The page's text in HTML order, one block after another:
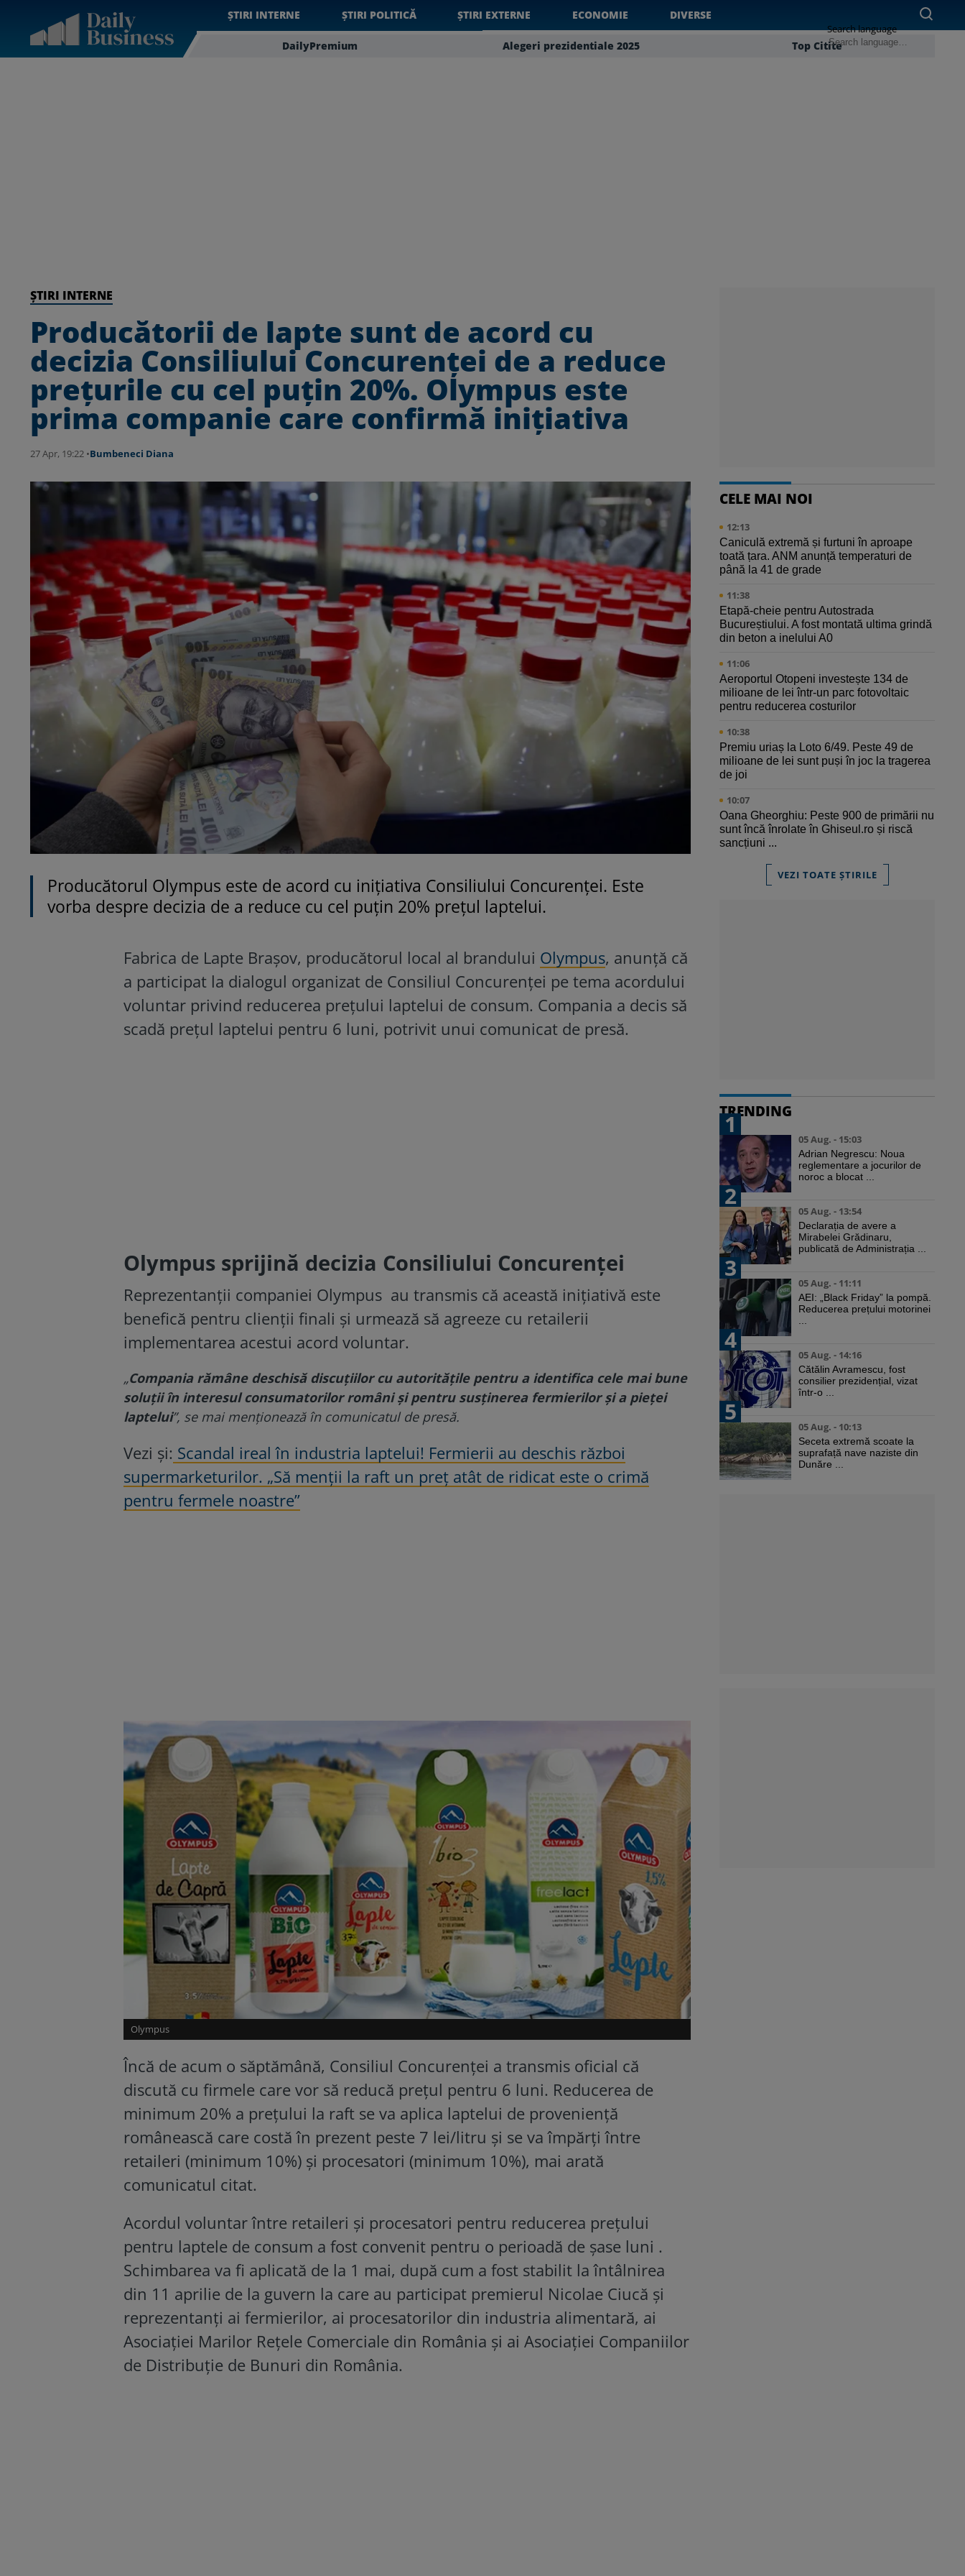
ȘTIRI INTERNE ȘTIRI POLITICĂ ȘTIRI EXTERNE ECONOMIE DIVERSE
DailyPremium Alegeri prezidentiale 2025 Top Citite
Search language
ȘTIRI INTERNE
Producătorii de lapte sunt de acord cu
decizia Consiliului Concurenței de a reduce
prețurile cu cel puțin 20%. Olympus este
prima companie care confirmă inițiativa
27 Apr, 19:22 •Bumbeneci Diana
Producătorul Olympus este de acord cu inițiativa Consiliului Concurenței. Este
vorba despre decizia de a reduce cu cel puțin 20% prețul laptelui.
Fabrica de Lapte Brașov, producătorul local al brandului Olympus, anunță că
a participat la dialogul organizat de Consiliul Concurenței pe tema acordului
voluntar privind reducerea prețului laptelui de consum. Compania a decis să
scadă prețul laptelui pentru 6 luni, potrivit unui comunicat de presă.
Olympus sprijină decizia Consiliului Concurenței
Reprezentanții companiei Olympus au transmis că această inițiativă este
benefică pentru clienții finali și urmează să agreeze cu retailerii
implementarea acestui acord voluntar.
„Compania rămâne deschisă discuțiilor cu autoritățile pentru a identifica cele mai bune
soluții în interesul consumatorilor români și pentru susținerea fermierilor și a pieței
laptelui”, se mai menționează în comunicatul de presă.
Vezi și: Scandal ireal în industria laptelui! Fermierii au deschis război
supermarketurilor. „Să menții la raft un preț atât de ridicat este o crimă
pentru fermele noastre”
Olympus
Încă de acum o săptămână, Consiliul Concurenței a transmis oficial că
discută cu firmele care vor să reducă prețul pentru 6 luni. Reducerea de
minimum 20% a prețului la raft se va aplica laptelui de proveniență
românească care costă în prezent peste 7 lei/litru și se va împărți între
retaileri (minimum 10%) și procesatori (minimum 10%), mai arată
comunicatul citat.
Acordul voluntar între retaileri și procesatori pentru reducerea prețului
pentru laptele de consum a fost convenit pentru o perioadă de șase luni .
Schimbarea va fi aplicată de la 1 mai, după cum a fost stabilit la întâlnirea
din 11 aprilie de la guvern la care au participat premierul Nicolae Ciucă și
reprezentanți ai fermierilor, ai procesatorilor din industria alimentară, ai
Asociației Marilor Rețele Comerciale din România și ai Asociației Companiilor
de Distribuție de Bunuri din România.
CELE MAI NOI
12:13
Caniculă extremă și furtuni în aproape
toată țara. ANM anunță temperaturi de
până la 41 de grade
11:38
Etapă-cheie pentru Autostrada
Bucureștiului. A fost montată ultima grindă
din beton a inelului A0
11:06
Aeroportul Otopeni investește 134 de
milioane de lei într-un parc fotovoltaic
pentru reducerea costurilor
10:38
Premiu uriaș la Loto 6/49. Peste 49 de
milioane de lei sunt puși în joc la tragerea
de joi
10:07
Oana Gheorghiu: Peste 900 de primării nu
sunt încă înrolate în Ghiseul.ro și riscă
sancțiuni ...
VEZI TOATE ȘTIRILE
TRENDING
1
05 Aug. - 15:03
Adrian Negrescu: Noua
reglementare a jocurilor de
noroc a blocat ...
2
05 Aug. - 13:54
Declarația de avere a
Mirabelei Grădinaru,
publicată de Administrația ...
3
05 Aug. - 11:11
AEI: „Black Friday” la pompă.
Reducerea prețului motorinei
4
05 Aug. - 14:16
Cătălin Avramescu, fost
consilier prezidențial, vizat
într-o ...
5
05 Aug. - 10:13
Seceta extremă scoate la
suprafață nave naziste din
Dunăre ...